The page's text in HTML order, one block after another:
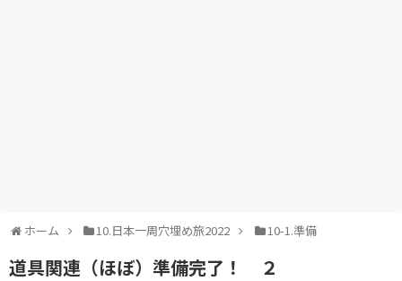
ホーム 10.日本一周穴埋め旅2022 10-1.準備
道具関連（ほぼ）準備完了！ ２